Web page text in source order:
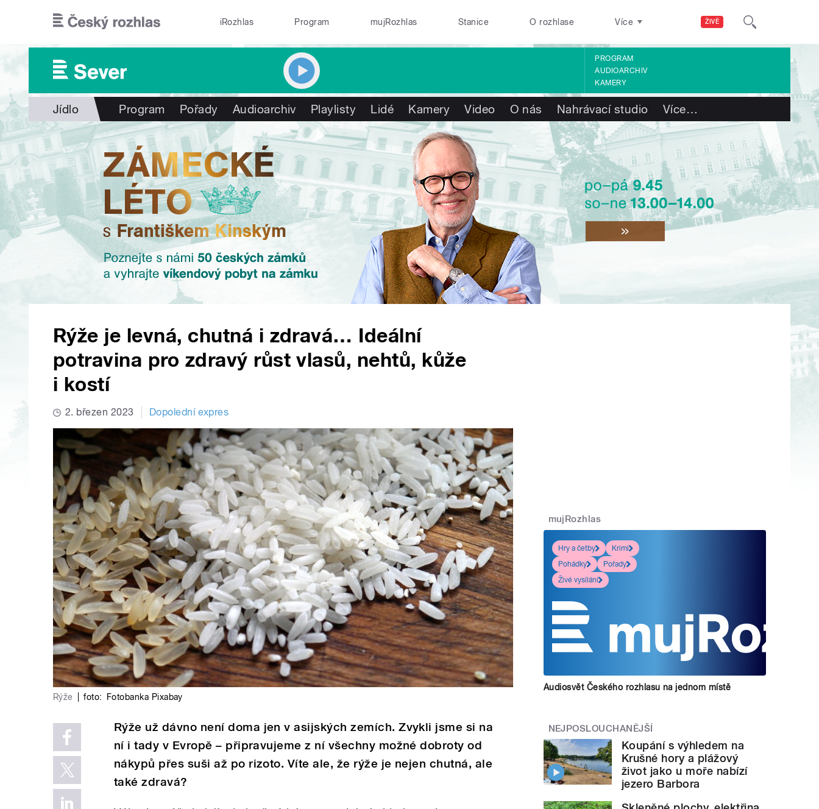
ŽIVĚ
iRozhlas Program mujRozhlas Stanice O rozhlase Více
PROGRAM
AUDIOARCHIV
KAMERY
Jídlo Program Pořady Audioarchiv Playlisty Lidé Kamery Video O nás Nahrávací studio Více…
Rýže je levná, chutná i zdravá… Ideální
potravina pro zdravý růst vlasů, nehtů, kůže
i kostí
2. březen 2023 Dopolední expres
Rýže foto: Fotobanka Pixabay
Rýže už dávno není doma jen v asijských zemích. Zvykli jsme si na
ní i tady v Evropě – připravujeme z ní všechny možné dobroty od
nákypů přes suši až po rizoto. Víte ale, že rýže je nejen chutná, ale
také zdravá?
mujRozhlas
Hry a četby
Krimi
Pohádky
Pořady
Živé vysílání
Audiosvět Českého rozhlasu na jednom místě
NEJPOSLOUCHANĚJŠÍ
Koupání s výhledem na
Krušné hory a plážový
život jako u moře nabízí
jezero Barbora